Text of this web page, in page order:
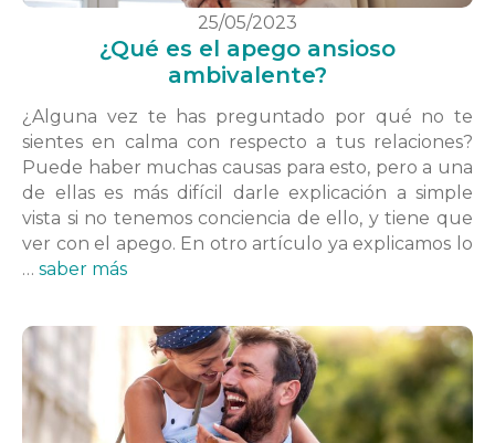
25/05/2023
¿Qué es el apego ansioso
ambivalente?
¿Alguna vez te has preguntado por qué no te
sientes en calma con respecto a tus relaciones?
Puede haber muchas causas para esto, pero a una
de ellas es más difícil darle explicación a simple
vista si no tenemos conciencia de ello, y tiene que
ver con el apego. En otro artículo ya explicamos lo
… saber más